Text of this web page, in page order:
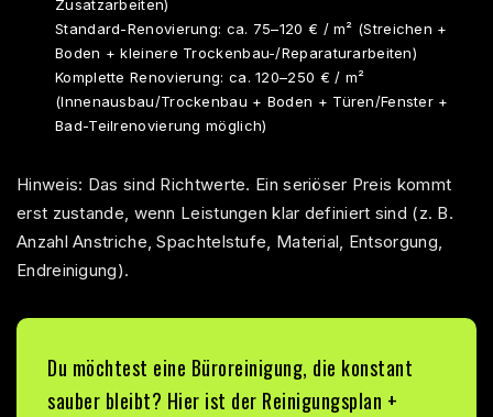
Zusatzarbeiten)
Standard-Renovierung: ca. 75–120 € / m² (Streichen +
Boden + kleinere Trockenbau-/Reparaturarbeiten)
Komplette Renovierung: ca. 120–250 € / m²
(Innenausbau/Trockenbau + Boden + Türen/Fenster +
Bad-Teilrenovierung möglich)
Hinweis: Das sind Richtwerte. Ein seriöser Preis kommt
erst zustande, wenn Leistungen klar definiert sind (z. B.
Anzahl Anstriche, Spachtelstufe, Material, Entsorgung,
Endreinigung).
Du möchtest eine Büroreinigung, die konstant
sauber bleibt? Hier ist der Reinigungsplan +